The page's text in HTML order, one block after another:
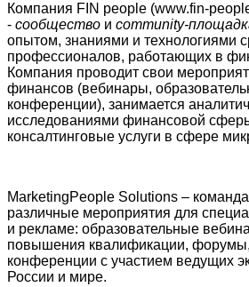
Компания FIN people (www.fin-
- сообщество и community-
опытом, знаниями и технологиями
профессионалов, работающих в
Компания проводит свои
финансов (вебинары,
конференции), занимается
исследованиями финансовой
консалтинговые услуги в сфере
MarketingPeople Solutions –
различные мероприятия для
и рекламе: образовательные
повышения квалификации,
конференции с участием ведущих
России и мире.